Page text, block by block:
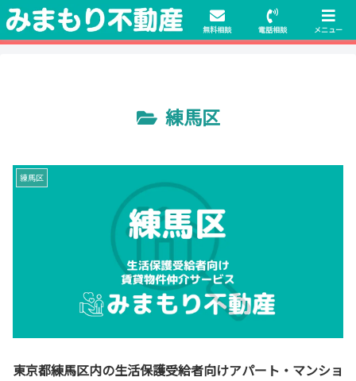
初期費用無料物件や保証人不要の物件も豊富にご用意！相談料無料でも申
請・手続きサポート付き！
練馬区
練馬区
東京都練馬区内の生活保護受給者向けアパート・マンショ
無料相談 電話相談 メニュー